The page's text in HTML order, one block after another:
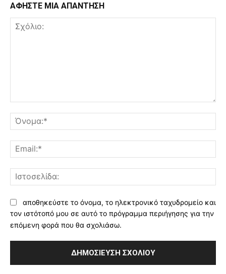
ΑΦΗΣΤΕ ΜΙΑ ΑΠΑΝΤΗΣΗ
αποθηκεύστε το όνομα, το ηλεκτρονικό ταχυδρομείο και
τον ιστότοπό μου σε αυτό το πρόγραμμα περιήγησης για την
επόμενη φορά που θα σχολιάσω.